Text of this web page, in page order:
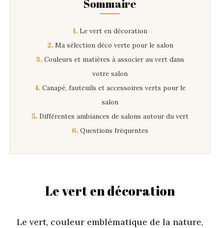
Sommaire
1. Le vert en décoration
2.Ma sélection déco verte pour le salon
3. Couleurs et matières à associer au vert dans
votre salon
4. Canapé, fauteuils et accessoires verts pour le
salon
5. Différentes ambiances de salons autour du vert
6. Questions fréquentes
Le vert en décoration
Le vert, couleur emblématique de la nature,